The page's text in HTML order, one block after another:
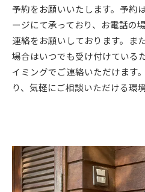
予約をお願いいたします。予約
ージにて承っており、お電話の
連絡をお願いしております。ま
場合はいつでも受け付けている
イミングでご連絡いただけます
り、気軽にご相談いただける環境